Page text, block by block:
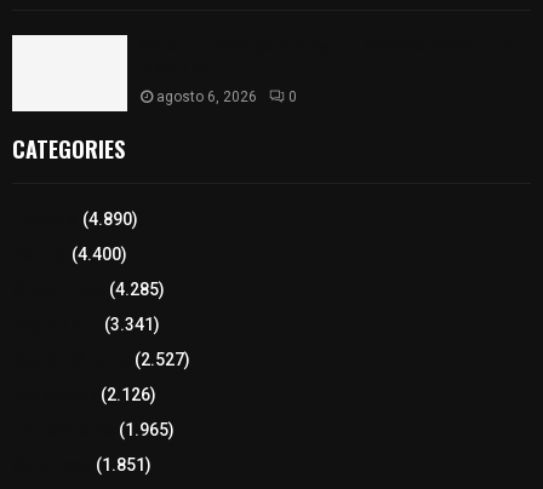
agosto 6, 2026 0
CATEGORIES
(4.890)
(4.400)
(4.285)
(3.341)
(2.527)
(2.126)
(1.965)
(1.851)